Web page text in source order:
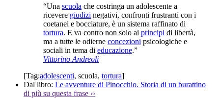
“Una scuola che costringa un adolescente a
ricevere giudizi negativi, confronti frustranti con i
coetanei e bocciature, è un sistema raffinato di
tortura. E va contro non solo ai principi di libertà,
ma a tutte le odierne concezioni psicologiche e
sociali in tema di educazione.”
Vittorino Andreoli
[Tag:adolescenti, scuola, tortura]
Dal libro: Le avventure di Pinocchio. Storia di un burattino
di più su questa frase ››